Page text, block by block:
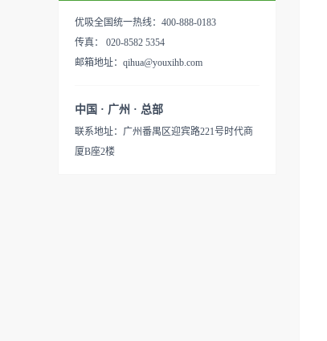
优吸全国统一热线：400-888-0183
传真： 020-8582 5354
邮箱地址：qihua@youxihb.com
中国 · 广州 · 总部
联系地址：广州番禺区迎宾路221号时代商
厦B座2楼